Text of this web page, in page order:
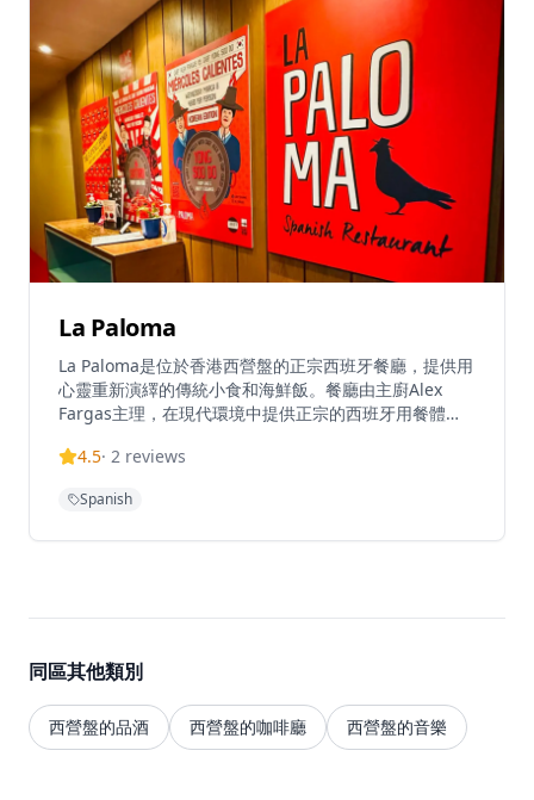
La Paloma
La Paloma是位於香港西營盤的正宗西班牙餐廳，提供用
心靈重新演繹的傳統小食和海鮮飯。餐廳由主廚Alex
Fargas主理，在現代環境中提供正宗的西班牙用餐體
的高評價，在香港13,641家餐廳中排名第284位。這家餐
飯。餐廳週一至週日提供午餐和晚餐服務，午餐時間為下
是與朋友小聚還是浪漫約會，La Paloma都能提供難忘的
4.5· 2 reviews
Spanish
同區其他類別
西營盤的品酒 西營盤的咖啡廳 西營盤的音樂